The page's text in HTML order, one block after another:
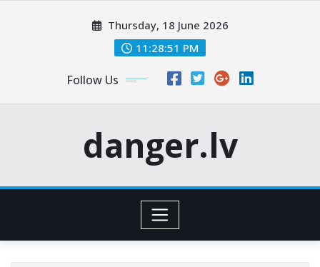
Thursday, 18 June 2026
11:28:53 PM
Follow Us
danger.lv